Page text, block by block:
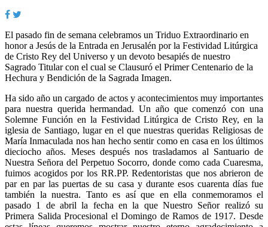
El pasado fin de semana celebramos un Triduo Extraordinario en
honor a Jesús de la Entrada en Jerusalén por la Festividad Litúrgica
de Cristo Rey del Universo y un devoto besapiés de nuestro
Sagrado Titular con el cual se Clausuró el Primer Centenario de la
Hechura y Bendición de la Sagrada Imagen.
Ha sido año un cargado de actos y acontecimientos muy importantes
para nuestra querida hermandad. Un año que comenzó con una
Solemne Función en la Festividad Litúrgica de Cristo Rey, en la
iglesia de Santiago, lugar en el que nuestras queridas Religiosas de
María Inmaculada nos han hecho sentir como en casa en los últimos
dieciocho años. Meses después nos trasladamos al Santuario de
Nuestra Señora del Perpetuo Socorro, donde como cada Cuaresma,
fuimos acogidos por los RR.PP. Redentoristas que nos abrieron de
par en par las puertas de su casa y durante esos cuarenta días fue
también la nuestra. Tanto es así que en ella conmemoramos el
pasado 1 de abril la fecha en la que Nuestro Señor realizó su
Primera Salida Procesional el Domingo de Ramos de 1917. Desde